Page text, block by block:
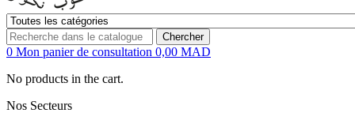
Chercher
0 Mon panier de consultation 0,00 MAD
No products in the cart.
Nos Secteurs